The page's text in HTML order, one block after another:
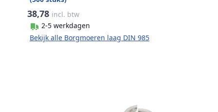
38,78 incl. btw
2-5 werkdagen
Bekijk alle Borgmoeren laag DIN 985